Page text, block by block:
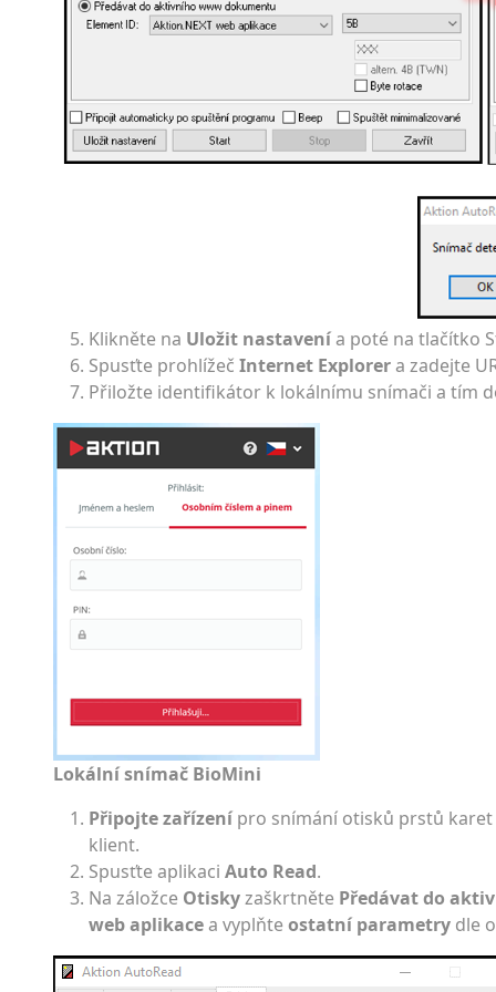
Klikněte na Uložit nastavenía poté na tlačítko
Spusťte prohlížeč Internet Explorera zadejte
Přiložte identifikátor k lokálnímu snímači a tím
Lokální snímač BioMini
Připojte zařízení pro snímání otisků prstů
klient.
Spusťte aplikaci Auto Read.
Na záložce Otiskyzaškrtněte Předávat do
web aplikacea vyplňteostatní parametry dle